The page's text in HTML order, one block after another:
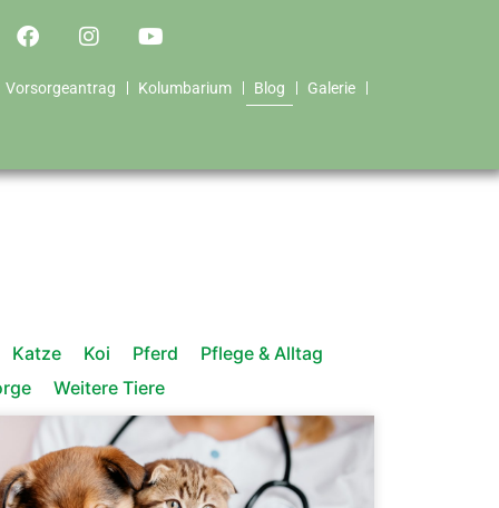
Vorsorgeantrag Kolumbarium Blog
Galerie
Katze Koi Pferd
Pflege & Alltag
Weitere Tiere